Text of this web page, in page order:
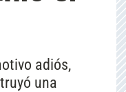
adiós,
una